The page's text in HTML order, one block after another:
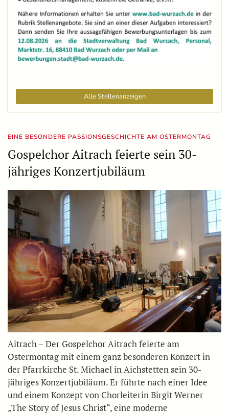
Alle Stellenanzeigen
EINE BESONDERE PASSIONSGESCHICHTE AM OSTERMONTAG
Gospelchor Aitrach feierte sein 30-
jähriges Konzertjubiläum
Aitrach – Der Gospelchor Aitrach feierte am
Ostermontag mit einem ganz besonderen Konzert in
der Pfarrkirche St. Michael in Aichstetten sein 30-
jähriges Konzertjubiläum. Er führte nach einer Idee
und einem Konzept von Chorleiterin Birgit Werner
„The Story of Jesus Christ“, eine moderne